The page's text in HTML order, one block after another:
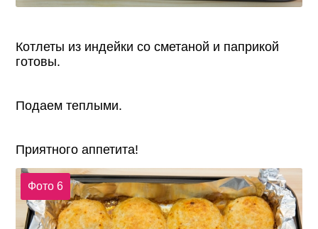
Котлеты из индейки со сметаной и паприкой
готовы.
Подаем теплыми.
Приятного аппетита!
Фото 6